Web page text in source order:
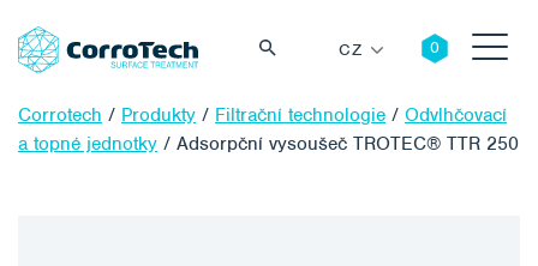
CZ
Corrotech / Produkty / Filtrační technologie / Odvlhčovací
a topné jednotky / Adsorpční vysoušeč TROTEC® TTR 250